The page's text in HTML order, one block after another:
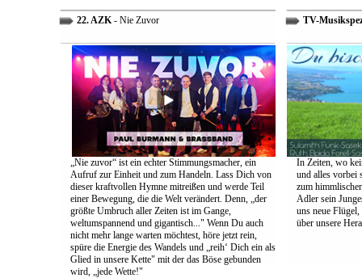
22. AZK- Nie Zuvor
„Nie zuvor“ ist ein echter Stimmungsmacher, ein
Aufruf zur Einheit und zum Handeln. Lass Dich von
dieser kraftvollen Hymne mitreißen und werde Teil
einer Bewegung, die die Welt verändert. Denn, „der
größte Umbruch aller Zeiten ist im Gange,
weltumspannend und gigantisch..." Wenn Du auch
nicht mehr lange warten möchtest, höre jetzt rein,
spüre die Energie des Wandels und „reih‘ Dich ein als
Glied in unsere Kette" mit der das Böse gebunden
wird, „jede Wette!"
TV-
In Zeiten, wo
und alles vorbei
zum
Adler sein
uns neue
über unsere